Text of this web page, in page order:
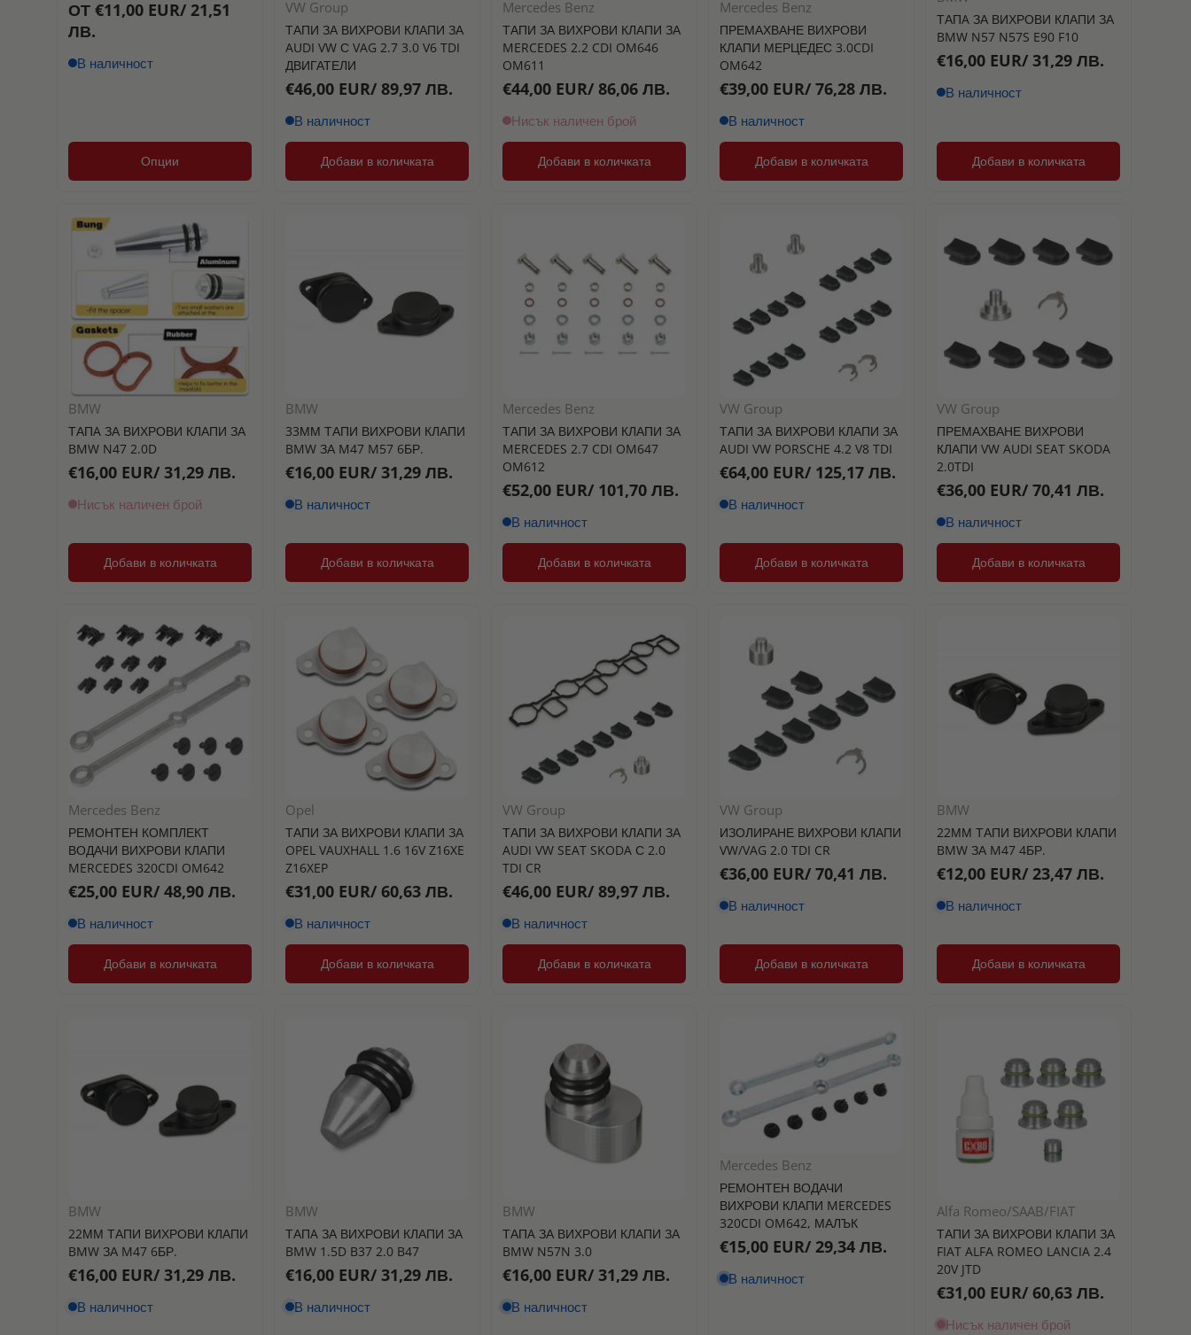
Цена, от висока към ниска
Дата, от стара към нова
ОТ €11,00 EUR/ 21,51
ЛВ.
В наличност
Опции
VW Group
ТАПИ ЗА ВИХРОВИ КЛАПИ ЗА
AUDI VW С VAG 2.7 3.0 V6 TDI
ДВИГАТЕЛИ
€46,00 EUR/ 89,97 ЛВ.
В наличност
Добави в количката
Mercedes Benz
ТАПИ ЗА ВИХРОВИ КЛАПИ ЗА
MERCEDES 2.2 CDI OM646
OM611
€44,00 EUR/ 86,06 ЛВ.
Нисък наличен брой
Добави в количката
Mercedes Benz
ПРЕМАХВАНЕ ВИХРОВИ
КЛАПИ МЕРЦЕДЕС 3.0CDI
OM642
€39,00 EUR/ 76,28 ЛВ.
В наличност
Добави в количката
ТАПA ЗА ВИХРОВИ КЛАПИ ЗА
BMW N57 N57S E90 F10
€16,00 EUR/ 31,29 ЛВ.
В наличност
Добави в количката
BMW
ТАПA ЗА ВИХРОВИ КЛАПИ ЗА
BMW N47 2.0D
€16,00 EUR/ 31,29 ЛВ.
Нисък наличен брой
Добави в количката
BMW
33ММ ТАПИ ВИХРОВИ КЛАПИ
BMW ЗА M47 M57 6БР.
€16,00 EUR/ 31,29 ЛВ.
В наличност
Добави в количката
Mercedes Benz
ТАПИ ЗА ВИХРОВИ КЛАПИ ЗА
MERCEDES 2.7 CDI OM647
OM612
€52,00 EUR/ 101,70 ЛВ.
В наличност
Добави в количката
VW Group
ТАПИ ЗА ВИХРОВИ КЛАПИ ЗА
AUDI VW PORSCHE 4.2 V8 TDI
€64,00 EUR/ 125,17 ЛВ.
В наличност
Добави в количката
VW Group
ПРЕМАХВАНЕ ВИХРОВИ
КЛАПИ VW AUDI SEAT SKODA
2.0TDI
€36,00 EUR/ 70,41 ЛВ.
В наличност
Добави в количката
Mercedes Benz
РЕМОНТЕН КОМПЛЕКТ
ВОДАЧИ ВИХРОВИ КЛАПИ
MERCEDES 320CDI OM642
€25,00 EUR/ 48,90 ЛВ.
В наличност
Добави в количката
Opel
ТАПИ ЗА ВИХРОВИ КЛАПИ ЗА
OPEL VAUXHALL 1.6 16V Z16XE
Z16XEP
€31,00 EUR/ 60,63 ЛВ.
В наличност
Добави в количката
VW Group
ТАПИ ЗА ВИХРОВИ КЛАПИ ЗА
AUDI VW SEAT SKODA С 2.0
TDI CR
€46,00 EUR/ 89,97 ЛВ.
В наличност
Добави в количката
VW Group
ИЗОЛИРАНЕ ВИХРОВИ КЛАПИ
VW/VAG 2.0 TDI CR
€36,00 EUR/ 70,41 ЛВ.
В наличност
Добави в количката
BMW
22ММ ТАПИ ВИХРОВИ КЛАПИ
BMW ЗА M47 4БР.
€12,00 EUR/ 23,47 ЛВ.
В наличност
Добави в количката
BMW
22ММ ТАПИ ВИХРОВИ КЛАПИ
BMW ЗА M47 6БР.
€16,00 EUR/ 31,29 ЛВ.
В наличност
BMW
ТАПA ЗА ВИХРОВИ КЛАПИ ЗА
BMW 1.5D B37 2.0 B47
€16,00 EUR/ 31,29 ЛВ.
В наличност
BMW
ТАПA ЗА ВИХРОВИ КЛАПИ ЗА
BMW N57N 3.0
€16,00 EUR/ 31,29 ЛВ.
В наличност
Mercedes Benz
РЕМОНТЕН ВОДАЧИ
ВИХРОВИ КЛАПИ MERCEDES
320CDI OM642, МАЛЪК
€15,00 EUR/ 29,34 ЛВ.
В наличност
Alfa Romeo/SAAB/FIAT
ТАПИ ЗА ВИХРОВИ КЛАПИ ЗА
FIAT ALFA ROMEO LANCIA 2.4
20V JTD
€31,00 EUR/ 60,63 ЛВ.
Нисък наличен брой